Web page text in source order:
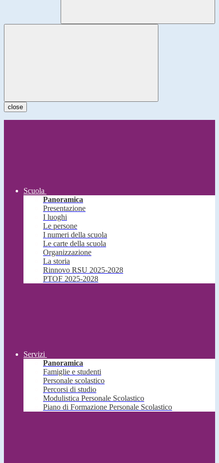
close
Scuola
Panoramica
Presentazione
I luoghi
Le persone
I numeri della scuola
Le carte della scuola
Organizzazione
La storia
Rinnovo RSU 2025-2028
PTOF 2025-2028
Servizi
Panoramica
Famiglie e studenti
Personale scolastico
Percorsi di studio
Modulistica Personale Scolastico
Piano di Formazione Personale Scolastico